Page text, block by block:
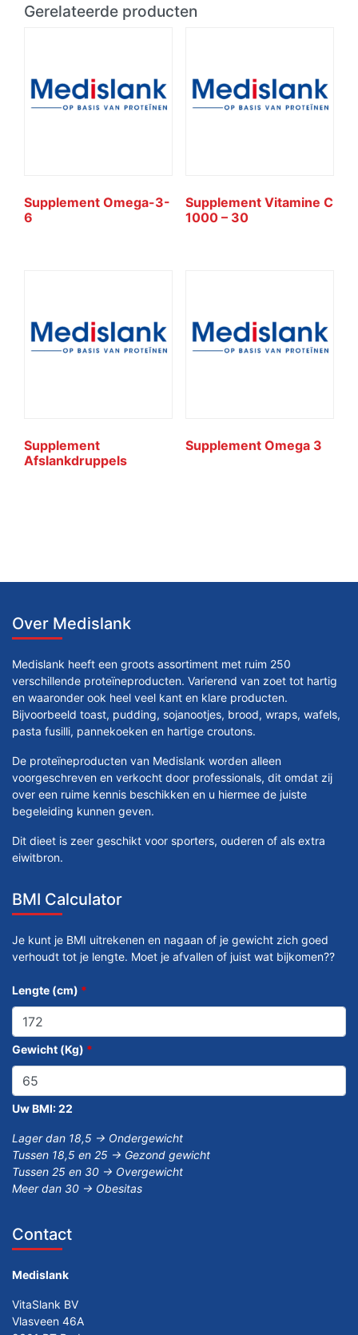
Gerelateerde producten
Supplement Omega-3-
6
Supplement Vitamine C
1000 – 30
Supplement
Afslankdruppels
Supplement Omega 3
Over Medislank
Medislank heeft een groots assortiment met ruim 250
verschillende proteïneproducten. Varierend van zoet tot hartig
en waaronder ook heel veel kant en klare producten.
Bijvoorbeeld toast, pudding, sojanootjes, brood, wraps, wafels,
pasta fusilli, pannekoeken en hartige croutons.
De proteïneproducten van Medislank worden alleen
voorgeschreven en verkocht door professionals, dit omdat zij
over een ruime kennis beschikken en u hiermee de juiste
begeleiding kunnen geven.
Dit dieet is zeer geschikt voor sporters, ouderen of als extra
eiwitbron.
BMI Calculator
Je kunt je BMI uitrekenen en nagaan of je gewicht zich goed
verhoudt tot je lengte. Moet je afvallen of juist wat bijkomen??
Lengte (cm) *
Gewicht (Kg) *
Uw BMI:22
Lager dan 18,5 -> Ondergewicht
Tussen 18,5 en 25 -> Gezond gewicht
Tussen 25 en 30 -> Overgewicht
Meer dan 30 -> Obesitas
Contact
Medislank
VitaSlank BV
Vlasveen 46A